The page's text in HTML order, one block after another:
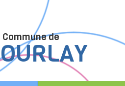
Commune de
OURLAY